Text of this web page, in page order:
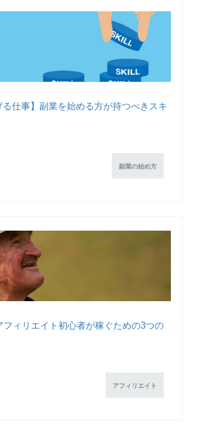
る仕事】副業を始める方が持つべきスキ
副業の始め方
フィリエイト初心者が稼ぐための3つの
アフィリエイト